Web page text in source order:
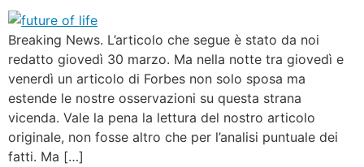
Breaking News. L’articolo che segue è stato da noi
redatto giovedì 30 marzo. Ma nella notte tra giovedì e
venerdì un articolo di Forbes non solo sposa ma
estende le nostre osservazioni su questa strana
vicenda. Vale la pena la lettura del nostro articolo
originale, non fosse altro che per l’analisi puntuale dei
fatti. Ma […]